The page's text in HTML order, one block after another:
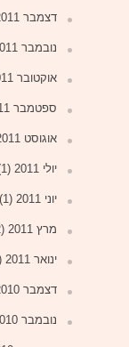
דצמבר 2011
נובמבר 2011
אוקטובר 2011
ספטמבר 2011
אוגוסט 2011
יולי 2011 (1)
יוני 2011 (1)
מרץ 2011 (2)
ינואר 2011
דצמבר 2010
נובמבר 2010